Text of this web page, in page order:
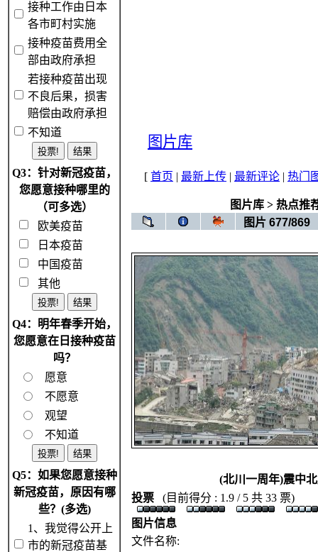
接种工作由日本
各市町村实施
接种疫苗费用全
部由政府承担
若接种疫苗出现
不良后果，损害
赔偿由政府承担
不知道
Q3：针对新冠疫苗，
您愿意接种哪里的
（可多选）
欧美疫苗
日本疫苗
中国疫苗
其他
Q4：明年春季开始，
您愿意在日接种疫苗
吗？
愿意
不愿意
观望
不知道
Q5：如果您愿意接种
新冠疫苗，原因有哪
些？(多选)
1、我觉得公开上
市的新冠疫苗基
图片库
[ 首页 | 最新上传 | 最新评论 | 热门
图片库> 热点推
图片 677/869
(北川一周年)震中
投票
(目前得分 : 1.9 / 5 共 33 票)
图片信息
文件名称: